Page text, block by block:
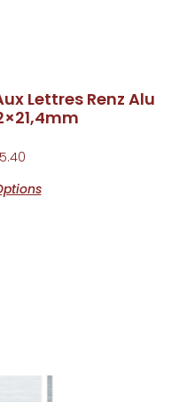
Lettres Renz Alu